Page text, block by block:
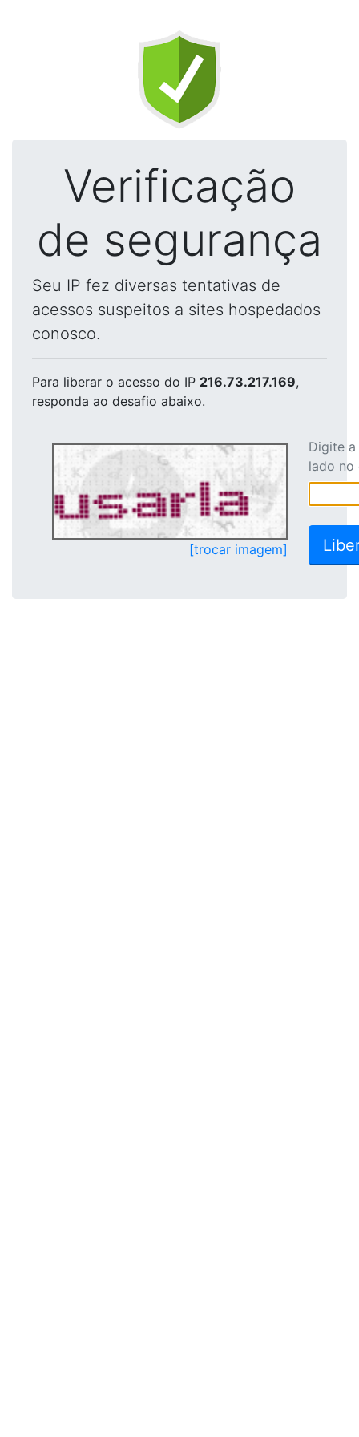
Verificação
de segurança
Seu IP fez diversas tentativas de
acessos suspeitos a sites hospedados
conosco.
Para liberar o acesso do IP 216.73.217.169,
responda ao desafio abaixo.
[trocar imagem]
Digite
lado no